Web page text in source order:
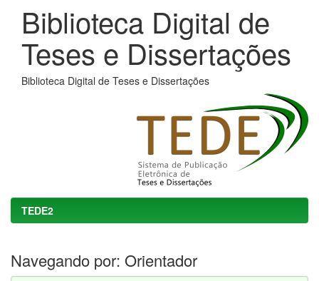
Biblioteca Digital de
Teses e Dissertações
Biblioteca Digital de Teses e Dissertações
TEDE2
Navegando por: Orientador